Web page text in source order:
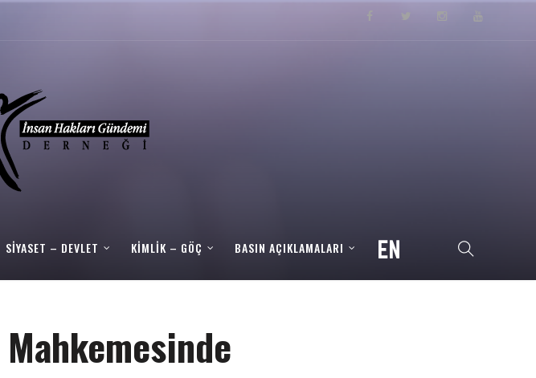
SIYASET – DEVLET KIMLIK – GÖÇ BASIN AÇIKLAMALARI
Mahkemesinde